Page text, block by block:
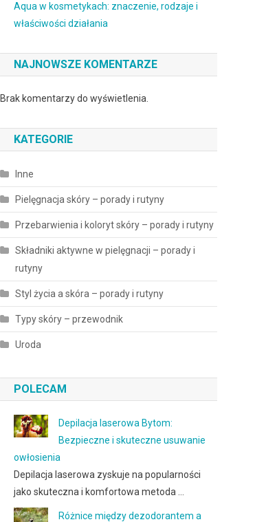
Aqua w kosmetykach: znaczenie, rodzaje i
właściwości działania
NAJNOWSZE KOMENTARZE
Brak komentarzy do wyświetlenia.
KATEGORIE
Inne
Pielęgnacja skóry – porady i rutyny
Przebarwienia i koloryt skóry – porady i rutyny
Składniki aktywne w pielęgnacji – porady i
rutyny
Styl życia a skóra – porady i rutyny
Typy skóry – przewodnik
Uroda
POLECAM
Depilacja laserowa Bytom:
Bezpieczne i skuteczne usuwanie
owłosienia
Depilacja laserowa zyskuje na popularności
jako skuteczna i komfortowa metoda …
Różnice między dezodorantem a